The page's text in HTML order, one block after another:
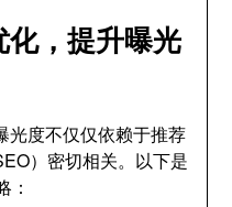
，提升曝光
光度不仅仅依赖于推荐
）密切相关。以下是
：